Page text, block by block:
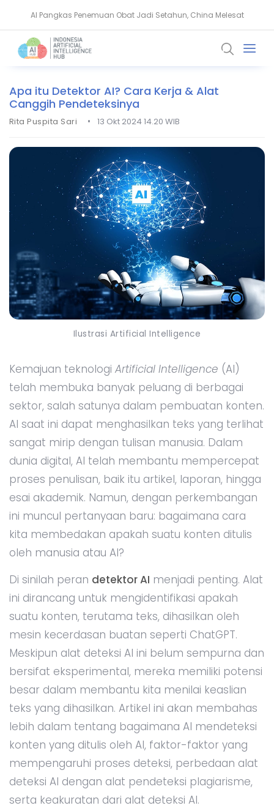
AI Pangkas Penemuan Obat Jadi Setahun, China Melesat
NVIDIA Bentuk Aliansi AI Open Source untuk Perkuat Keamanan Siber
Apa itu Detektor AI? Cara Kerja & Alat
Canggih Pendeteksinya
Rita Puspita Sari • 13 Okt 2024 14.20 WIB
Ilustrasi Artificial Intelligence
Kemajuan teknologi Artificial Intelligence (AI)
telah membuka banyak peluang di berbagai
sektor, salah satunya dalam pembuatan konten.
AI saat ini dapat menghasilkan teks yang terlihat
sangat mirip dengan tulisan manusia. Dalam
dunia digital, AI telah membantu mempercepat
proses penulisan, baik itu artikel, laporan, hingga
esai akademik. Namun, dengan perkembangan
ini muncul pertanyaan baru: bagaimana cara
kita membedakan apakah suatu konten ditulis
oleh manusia atau AI?
Di sinilah peran detektor AI menjadi penting. Alat
ini dirancang untuk mengidentifikasi apakah
suatu konten, terutama teks, dihasilkan oleh
mesin kecerdasan buatan seperti ChatGPT.
Meskipun alat deteksi AI ini belum sempurna dan
bersifat eksperimental, mereka memiliki potensi
besar dalam membantu kita menilai keaslian
teks yang dihasilkan. Artikel ini akan membahas
lebih dalam tentang bagaimana AI mendeteksi
konten yang ditulis oleh AI, faktor-faktor yang
mempengaruhi proses deteksi, perbedaan alat
deteksi AI dengan alat pendeteksi plagiarisme,
serta keakuratan dari alat deteksi AI.